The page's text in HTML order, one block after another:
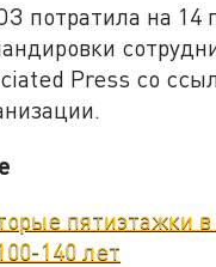
потратила на 14
Press со
пятиэтажки
140 лет